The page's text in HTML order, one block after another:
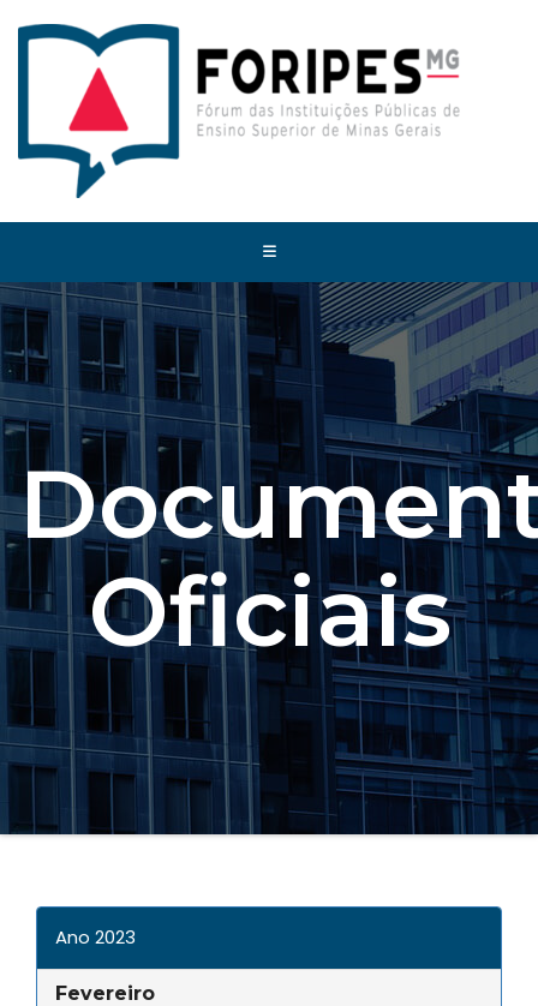
Oficiais
Ano 2023
Fevereiro